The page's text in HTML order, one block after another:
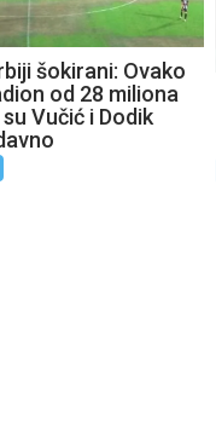
šokirani: Ovako
od 28 miliona
Vučić i Dodik